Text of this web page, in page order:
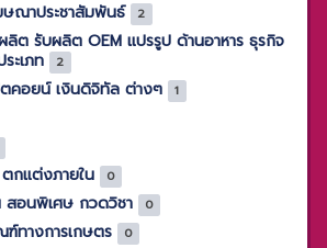
ษณาประชาสัมพันธ์ 2
ลิต รับผลิต OEM แปรรูป ด้านอาหาร ธุรกิจ
ะเภท
2
ตคอยน์ เงินดิจิทัล ต่างๆ 1
กแต่งภายใน 0
สอนพิเศษ กวดวิชา 0
ทางการเกษตร 0